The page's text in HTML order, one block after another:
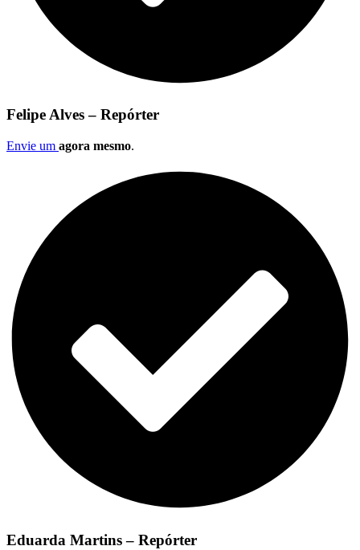
Felipe Alves – Repórter
Envie um agora mesmo.
Eduarda Martins – Repórter